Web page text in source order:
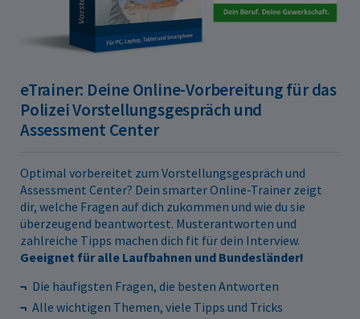
eTrainer: Deine Online-Vorbereitung für das
Polizei Vorstellungsgespräch und
Assessment Center
Optimal vorbereitet zum Vorstellungsgespräch und
Assessment Center? Dein smarter Online-Trainer zeigt
dir, welche Fragen auf dich zukommen und wie du sie
überzeugend beantwortest. Musterantworten und
zahlreiche Tipps machen dich fit für dein Interview.
Geeignet für alle Laufbahnen und Bundesländer!
Die häufigsten Fragen, die besten Antworten
Alle wichtigen Themen, viele Tipps und Tricks